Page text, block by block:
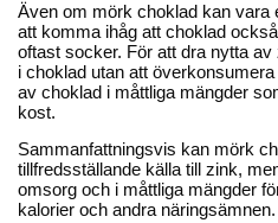
Även om mörk choklad kan vara
att komma ihåg att choklad
oftast socker. För att dra nytta
i choklad utan att
av choklad i måttliga mängder
kost.
Sammanfattningsvis kan mörk
tillfredsställande källa till zink,
omsorg och i måttliga mängder
kalorier och andra näringsämnen.